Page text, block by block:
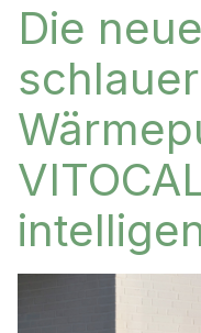
Die
schlauer